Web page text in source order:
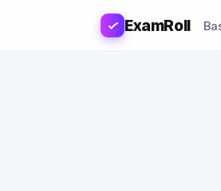
ExamRoll